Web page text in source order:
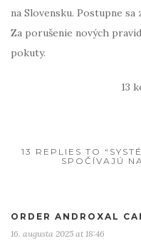
na Slovensku. Postupne
Za porušenie nových
pokuty.
13
13 REPLIES TO
SPOČÍVAJÚ
ORDER ANDROXAL
16. augusta 2025 at 18:46